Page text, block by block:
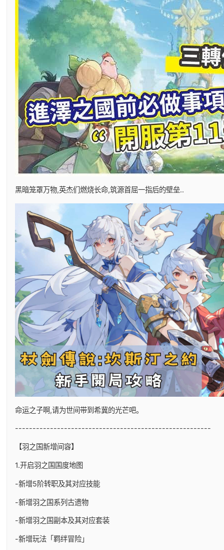
黑暗笼罩万物,英杰们燃烧长命,筑源首屈一指后的壁垒..
命运之子啊,请为世间带到希冀的光芒吧。
--------------------------------------------------------
【羽之国新增间容】
1.开启羽之国国度地图
-新增5阶转职及其对应技能
-新增羽之国系列古遗物
-新增羽之国副本及其对应套装
-新增玩法「羁绊冒险」